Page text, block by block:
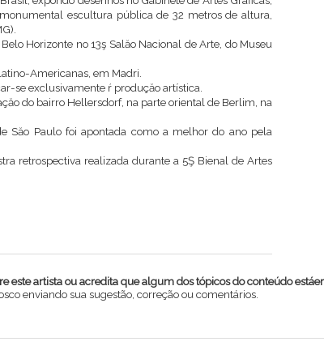
escultura pública de 32 metros de altura,
Horizonte no 13ş Salăo Nacional de Arte, do Museu
Americanas, em Madri.
se exclusivamente ŕ produçăo artística.
do bairro Hellersdorf, na parte oriental de Berlim, na
Săo Paulo foi apontada como a melhor do ano pela
retrospectiva realizada durante a 5Ş Bienal de Artes
este artista ou acredita que algum dos tópicos do conteúdo
enviando sua sugestão, correção ou comentários.